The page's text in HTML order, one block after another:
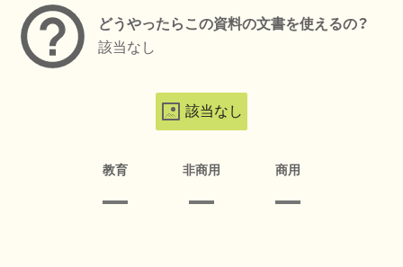
どうやったらこの資料の文書を使えるの？
該当なし
該当なし
教育 非商用 商用